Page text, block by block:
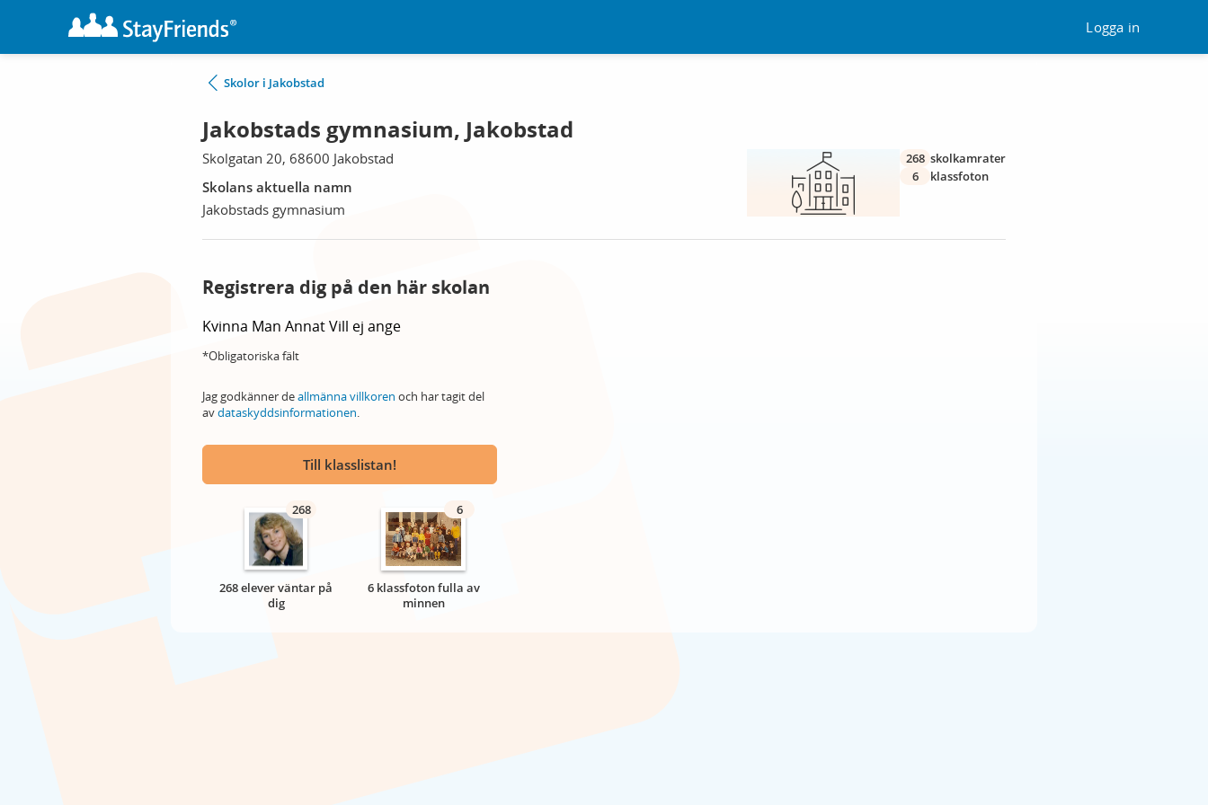
Logga in
Skolor i Jakobstad
Jakobstads gymnasium, Jakobstad
Skolgatan 20, 68600 Jakobstad
Skolans aktuella namn
Jakobstads gymnasium
268 skolkamrater
6
klassfoton
Registrera dig på den här skolan
Kvinna Man AnnatVill ej ange
*Obligatoriska fält
Jag godkänner deallmänna villkoren och har tagit del
avdataskyddsinformationen.
Till klasslistan!
268
268 elever väntar på
dig
6
6 klassfoton fulla av
minnen